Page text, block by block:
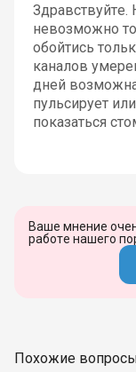
Здравствуйте.
невозможно
обойтись
каналов
дней
пульсирует
показаться
Ваше мнение
работе нашего
Похожие